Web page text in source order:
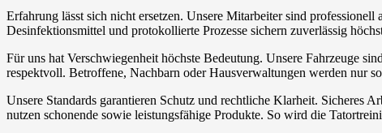
Erfahrung lässt sich nicht ersetzen. Unsere Mitarbeiter sind
Desinfektionsmittel und protokollierte Prozesse sichern zuverlässig
Für uns hat Verschwiegenheit höchste Bedeutung. Unsere Fahrzeuge
respektvoll. Betroffene, Nachbarn oder Hausverwaltungen werden nur
Unsere Standards garantieren Schutz und rechtliche Klarheit. Sicheres
nutzen schonende sowie leistungsfähige Produkte. So wird die